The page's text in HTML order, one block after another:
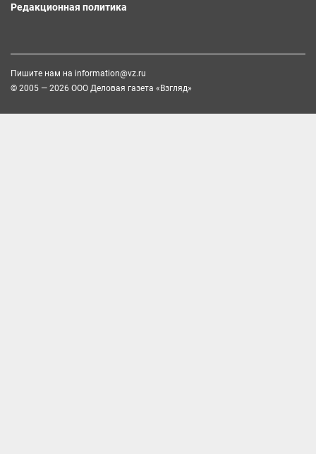
Редакционная политика
Пишите нам на information@vz.ru
© 2005 — 2026 ООО Деловая газета «Взгляд»